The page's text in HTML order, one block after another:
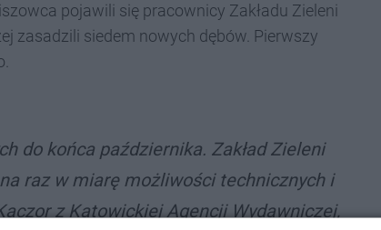
pojawili się pracownicy Zakładu Zieleni
zasadzili siedem nowych dębów. Pierwszy
do końca października. Zakład Zieleni
raz w miarę możliwości technicznych i
z Katowickiej Agencji Wydawniczej,